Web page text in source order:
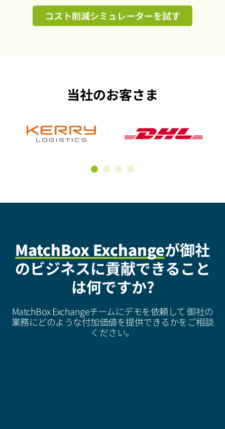
コスト削減シミュレーターを試す
当社のお客さま
1 2 3 4
MatchBox Exchangeが御社
のビジネスに貢献できること
は何ですか?
MatchBox Exchangeチームにデモを依頼して御社の
業務にどのような付加価値を提供できるかをご相談
ください。